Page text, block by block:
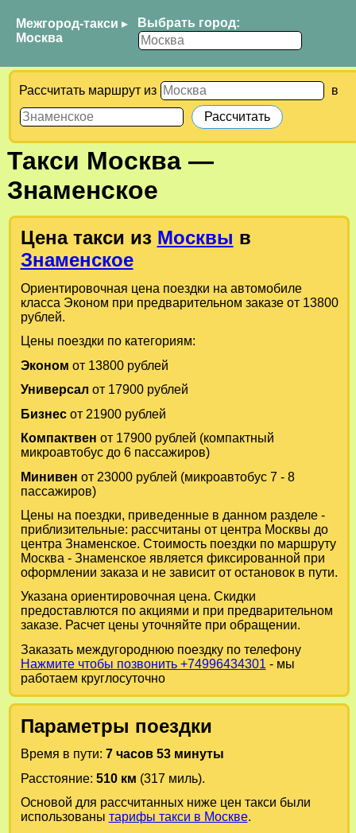
Межгород-такси ▸
Москва
Выбрать город:
Рассчитать маршрут из в
Такси Москва—
Знаменское
Цена такси из Москвы в
Знаменское
Ориентировочная цена поездки на автомобиле
класса Эконом при предварительном заказе от 13800
рублей.
Цены поездки по категориям:
Эконом от 13800 рублей
Универсал от 17900 рублей
Бизнесот 21900 рублей
Компактвен от 17900 рублей (компактный
микроавтобус до 6 пассажиров)
Минивен от 23000 рублей (микроавтобус 7 - 8
пассажиров)
Цены на поездки, приведенные в данном разделе -
приблизительные: рассчитаны от центра Москвы до
центра Знаменское. Стоимость поездки по маршруту
Москва - Знаменское является фиксированной при
оформлении заказа и не зависит от остановок в пути.
Указана ориентировочная цена. Скидки
предоставлются по акциями и при предварительном
заказе. Расчет цены уточняйте при обращении.
Заказать междугороднюю поездку по телефону
Нажмите чтобы позвонить +74996434301 - мы
работаем круглосуточно
Параметры поездки
Время в пути: 7 часов 53 минуты
Расстояние: 510 км (317 миль).
Основой для рассчитанных ниже цен такси были
использованы тарифы такси в Москве.